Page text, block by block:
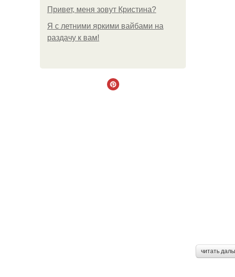
Привет, меня зовут Кристина?
Я с летними яркими вайбами на
раздачу к вам!
читать